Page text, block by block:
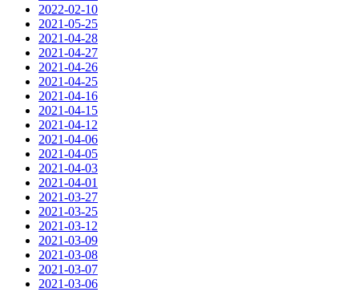
2022-02-10
2021-05-25
2021-04-28
2021-04-27
2021-04-26
2021-04-25
2021-04-16
2021-04-15
2021-04-12
2021-04-06
2021-04-05
2021-04-03
2021-04-01
2021-03-27
2021-03-25
2021-03-12
2021-03-09
2021-03-08
2021-03-07
2021-03-06